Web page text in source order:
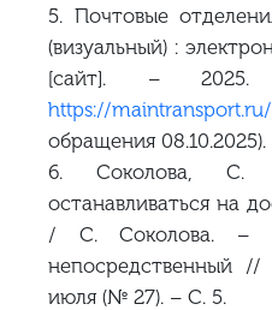
5. Почтовые
(визуальный) :
[сайт]. –
https://
обращения 08.10.2025).
6. Соколова,
останавливаться на
/ С. Соколова. –
непосредственный
июля (№ 27). – С. 5.